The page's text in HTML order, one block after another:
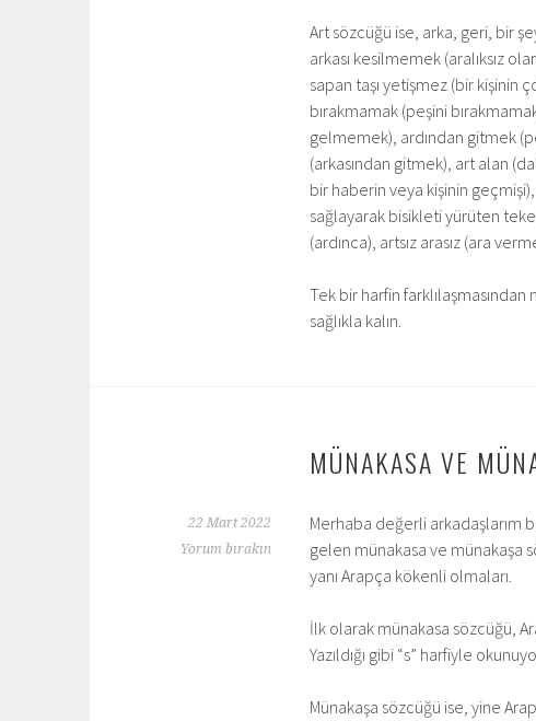
Art sözcüğü ise, arka, geri, bir
arkası kesilmemek (aralıksız
sapan taşı yetişmez (bir kişinin
bırakmamak (peşini
gelmemek), ardından gitmek
(arkasından gitmek), art alan
bir haberin veya kişinin
sağlayarak bisikleti yürüten
(ardınca), artsız arasız (ara
Tek bir harfin
sağlıkla kalın.
MÜNAKASA VE
22 Mart 2022
Yorum bırakın
Merhaba değerli arkadaşlarım
gelen münakasa ve münakaşa
yanı Arapça kökenli olmaları.
İlk olarak münakasa sözcüğü,
Yazıldığı gibi “s” harfiyle
Münakaşa sözcüğü ise, yine